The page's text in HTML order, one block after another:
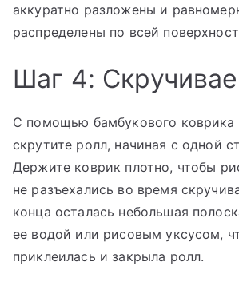
аккуратно разложены и
распределены по всей
Шаг 4:
С помощью бамбукового коврика
скрутите ролл, начиная с одной
Держите коврик плотно, чтобы
не разъехались во время
конца осталась небольшая
ее водой или рисовым уксусом,
приклеилась и закрыла ролл.